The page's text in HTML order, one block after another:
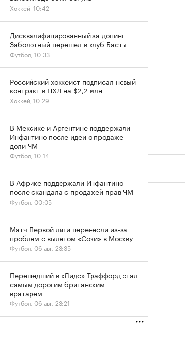
Хоккей, 10:42
Дисквалифицированный за допинг
Заболотный перешел в клуб Басты
Футбол, 10:33
Российский хоккеист подписал новый
контракт в НХЛ на $2,2 млн
Хоккей, 10:29
В Мексике и Аргентине поддержали
Инфантино после идеи о продаже
доли ЧМ
Футбол, 10:14
В Африке поддержали Инфантино
после скандала с продажей прав ЧМ
Футбол, 00:05
Матч Первой лиги перенесли из-за
проблем с вылетом «Сочи» в Москву
Футбол, 06 авг, 23:35
Перешедший в «Лидс» Траффорд стал
самым дорогим британским
вратарем
Футбол, 06 авг, 23:21